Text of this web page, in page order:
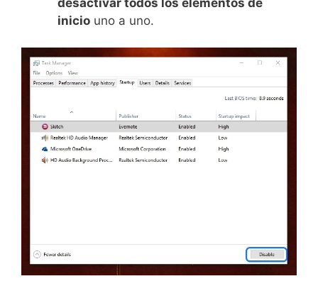
inicio uno a uno.